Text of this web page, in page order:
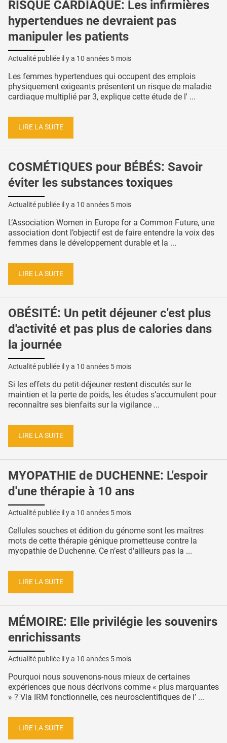
RISQUE CARDIAQUE: Les infirmières
hypertendues ne devraient pas
manipuler les patients
Actualité publiée il y a 10 années 5 mois
Les femmes hypertendues qui occupent des emplois
physiquement exigeants présentent un risque de maladie
cardiaque multiplié par 3, explique cette étude de l' ...
LIRE LA SUITE
COSMÉTIQUES pour BÉBÉS: Savoir
éviter les substances toxiques
Actualité publiée il y a 10 années 5 mois
L’Association Women in Europe for a Common Future, une
association dont l’objectif est de faire entendre la voix des
femmes dans le développement durable et la ...
LIRE LA SUITE
OBÉSITÉ: Un petit déjeuner c'est plus
d'activité et pas plus de calories dans
la journée
Actualité publiée il y a 10 années 5 mois
Si les effets du petit-déjeuner restent discutés sur le
maintien et la perte de poids, les études s’accumulent pour
reconnaître ses bienfaits sur la vigilance ...
LIRE LA SUITE
MYOPATHIE de DUCHENNE: L'espoir
d'une thérapie à 10 ans
Actualité publiée il y a 10 années 5 mois
Cellules souches et édition du génome sont les maîtres
mots de cette thérapie génique prometteuse contre la
myopathie de Duchenne. Ce n’est d'ailleurs pas la ...
LIRE LA SUITE
MÉMOIRE: Elle privilégie les souvenirs
enrichissants
Actualité publiée il y a 10 années 5 mois
Pourquoi nous souvenons-nous mieux de certaines
expériences que nous décrivons comme « plus marquantes
» ? Via IRM fonctionnelle, ces neuroscientifiques de l’ ...
LIRE LA SUITE